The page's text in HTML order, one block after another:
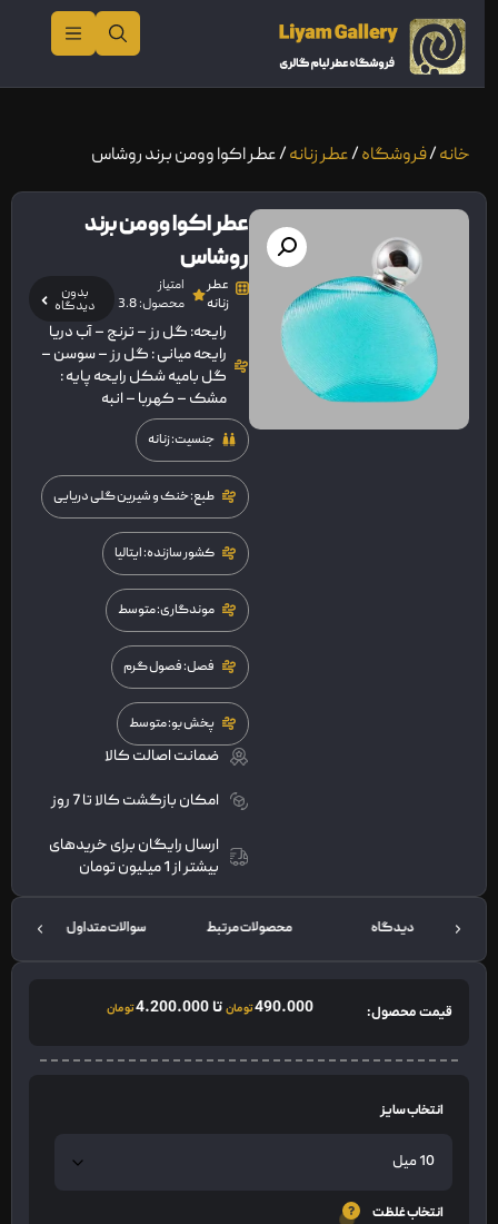
خانه/فروشگاه/عطر زنانه/ عطر اکوا وومن برند روشاس
عطر اکوا وومن برند
روشاس
عطر
زنانه
امتیاز
محصول: 3.8
بدون
دیدگاه
رایحه: گل رز – ترنج – آب دريا
رايحه ميانی : گل رز – سوسن –
گل بامیه شکل رايحه پايه :
مشک – کهربا – انبه
جنسیت: زنانه
طبع: خنک و شیرین گلی دریایی
کشور سازنده: ایتالیا
موندگاری: متوسط
فصل: فصول گرم
پخش بو: متوسط
ضمانت اصالت کالا
امکان بازگشت کالا تا 7 روز
ارسال رایگان برای خریدهای
بیشتر از 1 میلیون تومان
دیدگاه محصولات مرتبط سوالات متداول
قیمت محصول: 490.000تومانتا4.200.000تومان
انتخاب سایز
انتخاب غلظت